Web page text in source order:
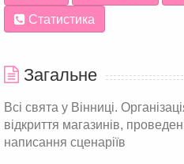
Статистика
Загальне
Всі свята у Вінниці.
відкриття магазинів,
написання сценаріїв